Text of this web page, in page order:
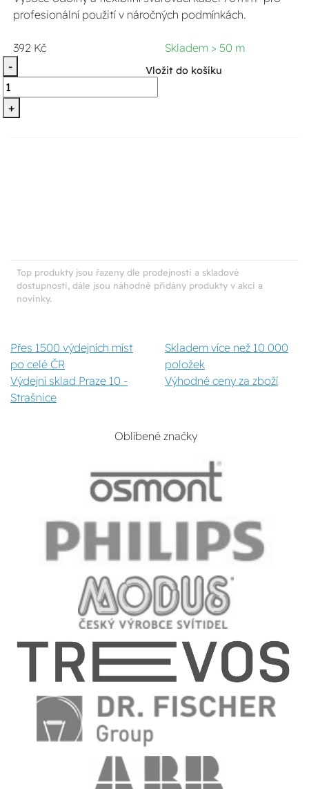
profesionální použití v náročných podmínkách.
392 Kč
Skladem > 50 m
-
+
Vložit do košíku
Top produkty jsou řazeny dle prodejnosti a skladové
dostupnosti, dále jsou náhodně přidány produkty v akci a
novinky.
Přes 1500 výdejních míst
po celé ČR
Skladem více než 10 000
položek
Výdejní sklad Praze 10 -
Strašnice
Výhodné ceny za zboží
Oblíbené značky